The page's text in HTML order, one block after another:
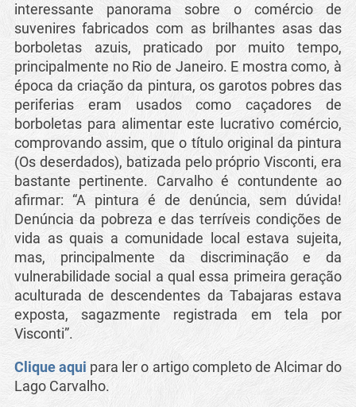
interessante panorama sobre o comércio de
suvenires fabricados com as brilhantes asas das
borboletas azuis, praticado por muito tempo,
principalmente no Rio de Janeiro. E mostra como, à
época da criação da pintura, os garotos pobres das
periferias eram usados como caçadores de
borboletas para alimentar este lucrativo comércio,
comprovando assim, que o título original da pintura
(Os deserdados), batizada pelo próprio Visconti, era
bastante pertinente. Carvalho é contundente ao
afirmar: “A pintura é de denúncia, sem dúvida!
Denúncia da pobreza e das terríveis condições de
vida as quais a comunidade local estava sujeita,
mas, principalmente da discriminação e da
vulnerabilidade social a qual essa primeira geração
aculturada de descendentes da Tabajaras estava
exposta, sagazmente registrada em tela por
Visconti”.
Clique aqui para ler o artigo completo de Alcimar do
Lago Carvalho.